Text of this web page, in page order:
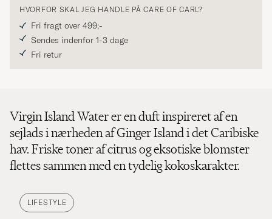
HVORFOR SKAL JEG HANDLE PÅ CARE OF CARL?
Fri fragt over 499;-
Sendes indenfor 1-3 dage
Fri retur
Virgin Island Water er en duft inspireret af en
sejlads i nærheden af Ginger Island i det Caribiske
hav. Friske toner af citrus og eksotiske blomster
flettes sammen med en tydelig kokoskarakter.
LIFESTYLE